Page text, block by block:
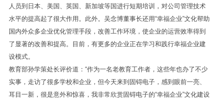
人员到日本、美国、英国、新加坡等国进行短期培训，对公司管理技术
水平的提高起了很大作用。此外。吴念博董事长还用“幸福企业”文化帮助
国内外众多企业优化管理手段，改善工作环境，使企业的运营效率得到
了显著的改善和提高。目前，有更多的企业正在学习和践行幸福企业建
设模式。
教育部孙学策处长评价道：“作为一名老教育工作者，这些年也办了不少
实事，走访了很多学校和企业，但今天来到固锝电子，感到眼前一亮、
耳目一新，很是意外和惊喜，我非常欣赏固锝电子的“幸福企业”文化建设